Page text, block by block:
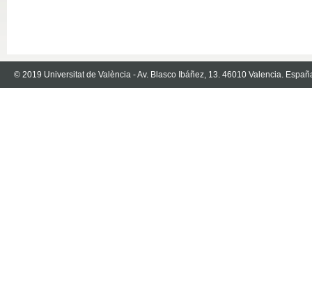
© 2019 Universitat de València - Av. Blasco Ibáñez, 13. 46010 Valencia.